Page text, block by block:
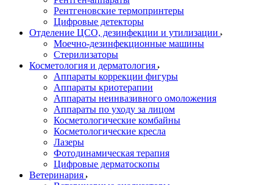
Рентгеновские термопринтеры
Цифровые детекторы
Отделение ЦСО, дезинфекции и утилизации
Моечно-дезинфекционные машины
Стерилизаторы
Косметология и дерматология
Аппараты коррекции фигуры
Аппараты криотерапии
Аппараты неинвазивного омоложения
Аппараты по уходу за лицом
Косметологические комбайны
Косметологические кресла
Лазеры
Фотодинамическая терапия
Цифровые дерматоскопы
Ветеринария